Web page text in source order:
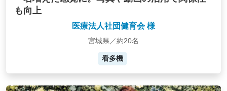
も向上
医療法人社団健育会 様
宮城県／約20名
看多機